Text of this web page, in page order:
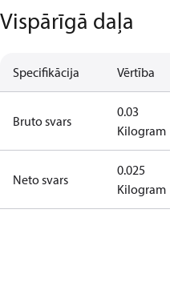
Vispārīgā daļa
Specifikācija Vērtība
Bruto svars
0.03
Kilogram
Neto svars
0.025
Kilogram